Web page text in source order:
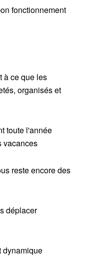
fonctionnement
à ce que les
organisés et
toute l'année
vacances
reste encore des
déplacer
dynamique